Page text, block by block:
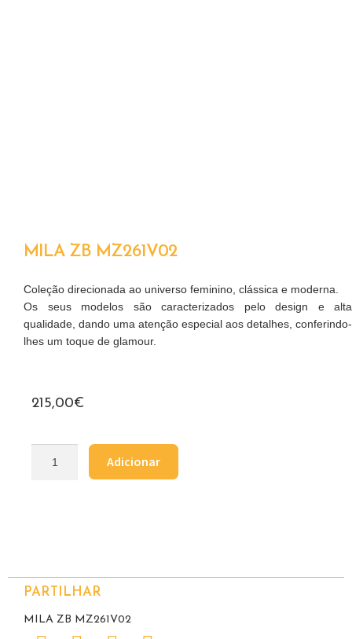
MILA ZB MZ261V02
Coleção direcionada ao universo feminino, clássica e moderna.
Os seus modelos são caracterizados pelo design e alta
qualidade, dando uma atenção especial aos detalhes, conferindo-
lhes um toque de glamour.
215,00€
Adicionar
PARTILHAR
MILA ZB MZ261V02